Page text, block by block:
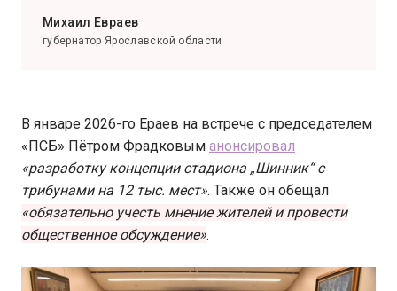
Михаил Евраев
губернатор Ярославской области
В январе 2026-го Ераев на встрече с председателем
«ПСБ» Пётром Фрадковым анонсировал
«разработку концепции стадиона „Шинник“ с
трибунами на 12 тыс. мест». Также он обещал
«обязательно учесть мнение жителей и провести
общественное обсуждение».